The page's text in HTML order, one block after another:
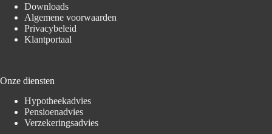
Downloads
Algemene voorwaarden
Privacybeleid
Klantportaal
Onze diensten
Hypotheekadvies
Pensioenadvies
Verzekeringsadvies